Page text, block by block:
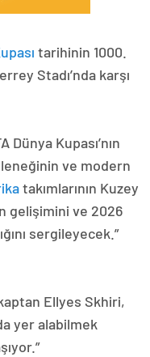
tarihinin 1000.
Stadı’nda karşı
Dünya Kupası’nın
ve modern
takımlarının Kuzey
gelişimini ve 2026
sergileyecek.”
Ellyes Skhiri,
yer alabilmek